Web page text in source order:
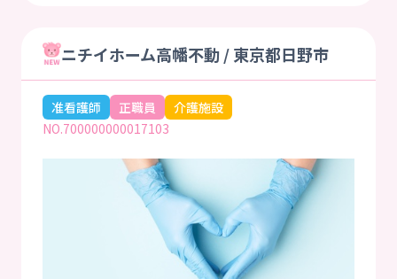
ニチイホーム高幡不動 / 東京都日野市
准看護師 正職員
介護施設
NO.700000000017103